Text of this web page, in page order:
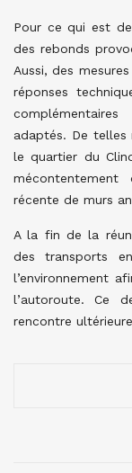
Pour ce qui est
des rebonds
Aussi, des
réponses
adaptés. De telles
le quartier du
récente de murs
A la fin de la
des transports
l’environnement
l’autoroute. Ce
rencontre